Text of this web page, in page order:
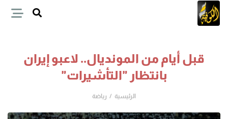
قبل أيام من المونديال.. لاعبو إيران
بانتظار "التأشيرات"
الرئيسية رياضة